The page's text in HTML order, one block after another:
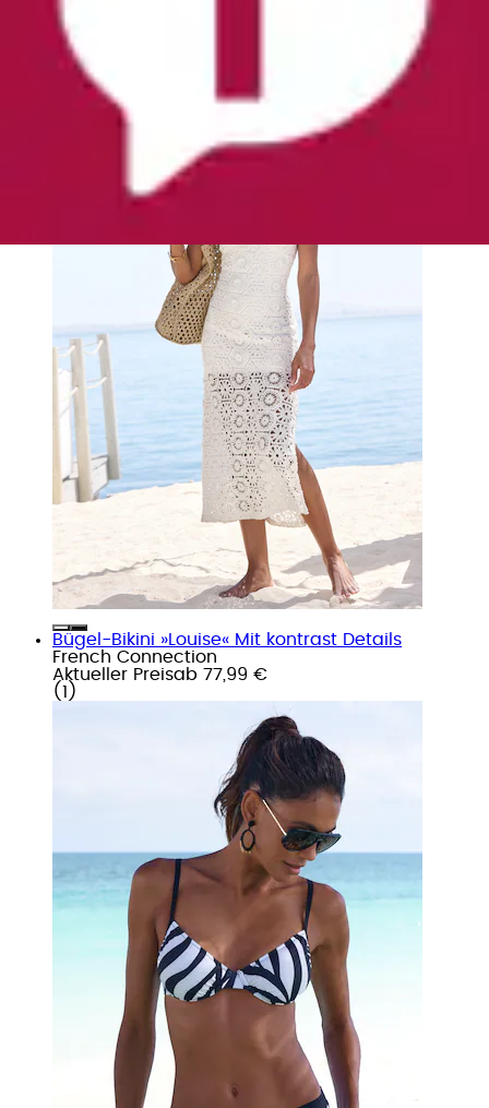
Strickkleid »aus weicher Häkelspitze mit
herausnehmbarem Unterkleid, Midikleid« mit...
French Connection
Aktueller Preis
Bügel-Bikini »Louise« Mit kontrast Details
French Connection
Aktueller Preisab 77,99 €
( 1 )